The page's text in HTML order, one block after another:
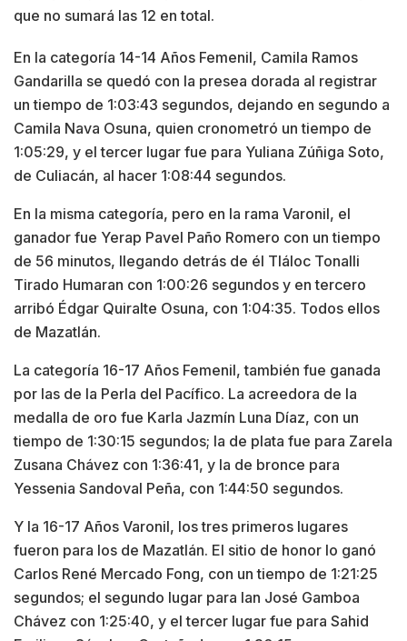
que no sumará las 12 en total.
En la categoría 14-14 Años Femenil, Camila Ramos
Gandarilla se quedó con la presea dorada al registrar
un tiempo de 1:03:43 segundos, dejando en segundo a
Camila Nava Osuna, quien cronometró un tiempo de
1:05:29, y el tercer lugar fue para Yuliana Zúñiga Soto,
de Culiacán, al hacer 1:08:44 segundos.
En la misma categoría, pero en la rama Varonil, el
ganador fue Yerap Pavel Paño Romero con un tiempo
de 56 minutos, llegando detrás de él Tláloc Tonalli
Tirado Humaran con 1:00:26 segundos y en tercero
arribó Édgar Quiralte Osuna, con 1:04:35. Todos ellos
de Mazatlán.
La categoría 16-17 Años Femenil, también fue ganada
por las de la Perla del Pacífico. La acreedora de la
medalla de oro fue Karla Jazmín Luna Díaz, con un
tiempo de 1:30:15 segundos; la de plata fue para Zarela
Zusana Chávez con 1:36:41, y la de bronce para
Yessenia Sandoval Peña, con 1:44:50 segundos.
Y la 16-17 Años Varonil, los tres primeros lugares
fueron para los de Mazatlán. El sitio de honor lo ganó
Carlos René Mercado Fong, con un tiempo de 1:21:25
segundos; el segundo lugar para Ian José Gamboa
Chávez con 1:25:40, y el tercer lugar fue para Sahid